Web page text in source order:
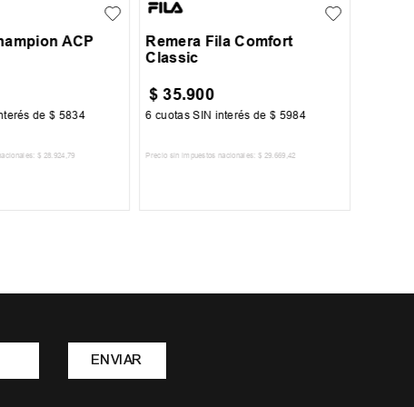
ACP
de$ 5834
$ 28.924 ,79
Remera Fila Comfort
Classic
$ 35.900
6 cuotas SIN interés de$ 5984
Precio sin impuestos nacionales: $ 29.669 ,42
ENVIAR